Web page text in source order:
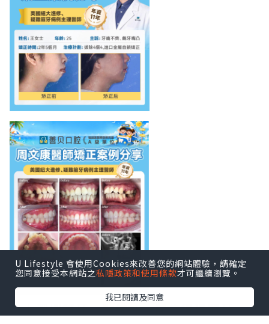
U Lifestyle 會使用Cookies來改善您的網站體驗，請確定
您同意接受本網站之私隱政策和使用條款才可繼續瀏覽。
我已閱讀及同意
北上深圳箍牙，點樣揀一間信得過嘅牙